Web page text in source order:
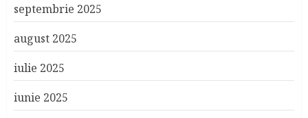
septembrie 2025
august 2025
iulie 2025
iunie 2025